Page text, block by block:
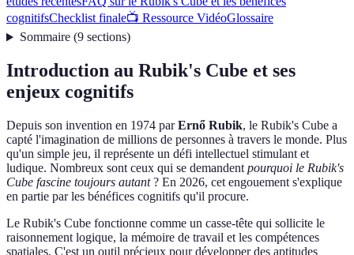
cognitifsChecklist finale📺 Ressource VidéoGlossaire
Sommaire(9 sections)
Introduction au Rubik's Cube et ses
enjeux cognitifs
Depuis son invention en 1974 parErnő Rubik, le Rubik's Cube a
capté l'imagination de millions de personnes à travers le monde. Plus
qu'un simple jeu, il représente un défi intellectuel stimulant et
ludique. Nombreux sont ceux qui se demandent pourquoi le Rubik's
Cube fascine toujours autant? En 2026, cet engouement s'explique
en partie par les bénéfices cognitifs qu'il procure.
Le Rubik's Cube fonctionne comme un casse-tête qui sollicite le
raisonnement logique, la mémoire de travail et les compétences
spatiales. C'est un outil précieux pour développer des aptitudes